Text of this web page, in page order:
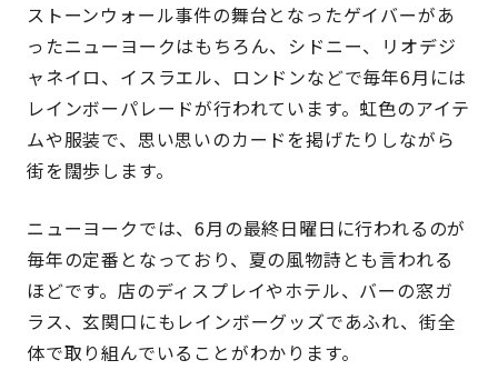
ストーンウォール事件の舞台となったゲイバーがあ
ったニューヨークはもちろん、シドニー、リオデジ
ャネイロ、イスラエル、ロンドンなどで毎年6月には
レインボーパレードが行われています。虹色のアイテ
ムや服装で、思い思いのカードを掲げたりしながら
街を闊歩します。
ニューヨークでは、6月の最終日曜日に行われるのが
毎年の定番となっており、夏の風物詩とも言われる
ほどです。店のディスプレイやホテル、バーの窓ガ
ラス、玄関口にもレインボーグッズであふれ、街全
体で取り組んでいることがわかります。